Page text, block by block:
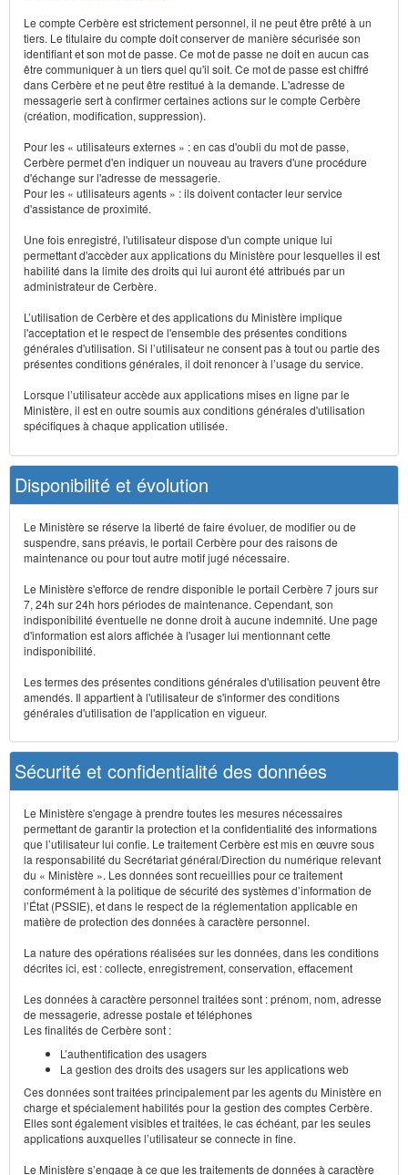
Le compte Cerbère est strictement personnel, il ne peut être prêté à un
tiers. Le titulaire du compte doit conserver de manière sécurisée son
identifiant et son mot de passe. Ce mot de passe ne doit en aucun cas
être communiquer à un tiers quel qu'il soit. Ce mot de passe est chiffré
dans Cerbère et ne peut être restitué à la demande. L'adresse de
messagerie sert à confirmer certaines actions sur le compte Cerbère
(création, modification, suppression).
Pour les « utilisateurs externes » : en cas d'oubli du mot de passe,
Cerbère permet d'en indiquer un nouveau au travers d'une procédure
d'échange sur l'adresse de messagerie.
Pour les « utilisateurs agents » : ils doivent contacter leur service
d'assistance de proximité.
Une fois enregistré, l'utilisateur dispose d'un compte unique lui
permettant d'accèder aux applications du Ministère pour lesquelles il est
habilité dans la limite des droits qui lui auront été attribués par un
administrateur de Cerbère.
L’utilisation de Cerbère et des applications du Ministère implique
l'acceptation et le respect de l'ensemble des présentes conditions
générales d'utilisation. Si l’utilisateur ne consent pas à tout ou partie des
présentes conditions générales, il doit renoncer à l’usage du service.
Lorsque l’utilisateur accède aux applications mises en ligne par le
Ministère, il est en outre soumis aux conditions générales d'utilisation
spécifiques à chaque application utilisée.
Disponibilité et évolution
Le Ministère se réserve la liberté de faire évoluer, de modifier ou de
suspendre, sans préavis, le portail Cerbère pour des raisons de
maintenance ou pour tout autre motif jugé nécessaire.
Le Ministère s'efforce de rendre disponible le portail Cerbère 7 jours sur
7, 24h sur 24h hors périodes de maintenance. Cependant, son
indisponibilité éventuelle ne donne droit à aucune indemnité. Une page
d'information est alors affichée à l'usager lui mentionnant cette
indisponibilité.
Les termes des présentes conditions générales d'utilisation peuvent être
amendés. Il appartient à l'utilisateur de s'informer des conditions
générales d'utilisation de l'application en vigueur.
Sécurité et confidentialité des données
Le Ministère s'engage à prendre toutes les mesures nécessaires
permettant de garantir la protection et la confidentialité des informations
que l’utilisateur lui confie. Le traitement Cerbère est mis en œuvre sous
la responsabilité du Secrétariat général/Direction du numérique relevant
du « Ministère ». Les données sont recueillies pour ce traitement
conformément à la politique de sécurité des systèmes d’information de
l’État (PSSIE), et dans le respect de la réglementation applicable en
matière de protection des données à caractère personnel.
La nature des opérations réalisées sur les données, dans les conditions
décrites ici, est : collecte, enregistrement, conservation, effacement
Les données à caractère personnel traitées sont : prénom, nom, adresse
de messagerie, adresse postale et téléphones
Les finalités de Cerbère sont :
L’authentification des usagers
La gestion des droits des usagers sur les applications web
Ces données sont traitées principalement par les agents du Ministère en
charge et spécialement habilités pour la gestion des comptes Cerbère.
Elles sont également visibles et traitées, le cas échéant, par les seules
applications auxquelles l’utilisateur se connecte in fine.
Le Ministère s’engage à ce que les traitements de données à caractère